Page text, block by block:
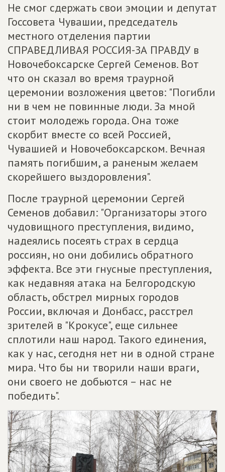
Не смог сдержать свои эмоции и депутат
Госсовета Чувашии, председатель
местного отделения партии
СПРАВЕДЛИВАЯ РОССИЯ-ЗА ПРАВДУ в
Новочебоксарске Сергей Семенов. Вот
что он сказал во время траурной
церемонии возложения цветов: "Погибли
ни в чем не повинные люди. За мной
стоит молодежь города. Она тоже
скорбит вместе со всей Россией,
Чувашией и Новочебоксарском. Вечная
память погибшим, а раненым желаем
скорейшего выздоровления".
После траурной церемонии Сергей
Семенов добавил: "Организаторы этого
чудовищного преступления, видимо,
надеялись посеять страх в сердца
россиян, но они добились обратного
эффекта. Все эти гнусные преступления,
как недавняя атака на Белгородскую
область, обстрел мирных городов
России, включая и Донбасс, расстрел
зрителей в "Крокусе", еще сильнее
сплотили наш народ. Такого единения,
как у нас, сегодня нет ни в одной стране
мира. Что бы ни творили наши враги,
они своего не добьются – нас не
победить".